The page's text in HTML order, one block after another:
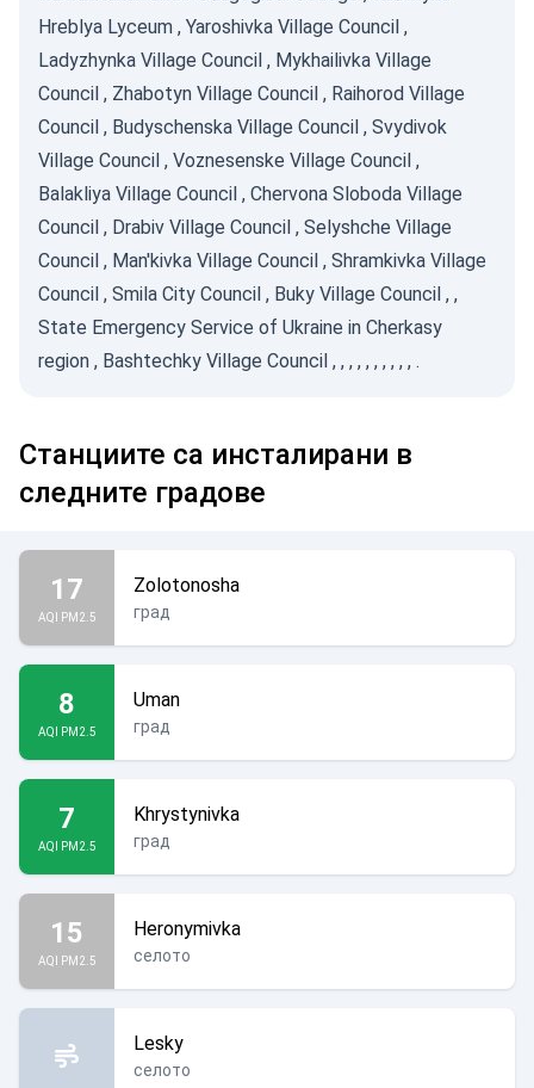
Hreblya Lyceum , Yaroshivka Village Council ,
Ladyzhynka Village Council , Mykhailivka Village
Council , Zhabotyn Village Council , Raihorod Village
Council , Budyschenska Village Council , Svydivok
Village Council , Voznesenske Village Council ,
Balakliya Village Council , Chervona Sloboda Village
Council , Drabiv Village Council , Selyshche Village
Council , Man'kivka Village Council , Shramkivka Village
Council , Smila City Council , Buky Village Council , ,
State Emergency Service of Ukraine in Cherkasy
region , Bashtechky Village Council , , , , , , , , , , .
Станциите са инсталирани в
следните градове
17
AQI PM2.5
Zolotonosha
град
8
AQI PM2.5
Uman
град
7
AQI PM2.5
Khrystynivka
град
15
AQI PM2.5
Heronymivka
селото
Lesky
селото